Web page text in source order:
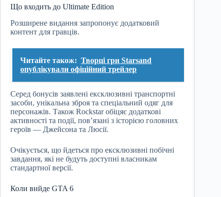
Що входить до Ultimate Edition
Розширене видання запропонує додатковий
контент для гравців.
Читайте також: Творці гри Starsand
опублікували офіційний трейлер
Серед бонусів заявлені ексклюзивні транспортні
засоби, унікальна зброя та спеціальний одяг для
персонажів. Також Rockstar обіцяє додаткові
активності та події, пов’язані з історією головних
героїв — Джейсона та Люсії.
Очікується, що йдеться про ексклюзивні побічні
завдання, які не будуть доступні власникам
стандартної версії.
Коли вийде GTA 6